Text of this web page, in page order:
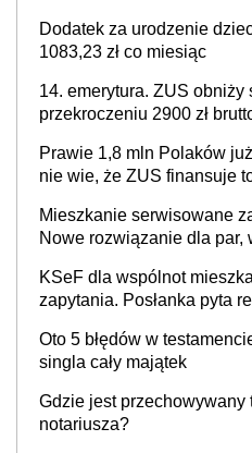
Dodatek za urodzenie
1083,23 zł co miesiąc
14. emerytura. ZUS obniży
przekroczeniu 2900 zł
Prawie 1,8 mln Polaków
nie wie, że ZUS finansuje
Mieszkanie serwisowane
Nowe rozwiązanie dla par,
KSeF dla wspólnot
zapytania. Posłanka pyta
Oto 5 błędów w
singla cały majątek
Gdzie jest przechowywany
notariusza?